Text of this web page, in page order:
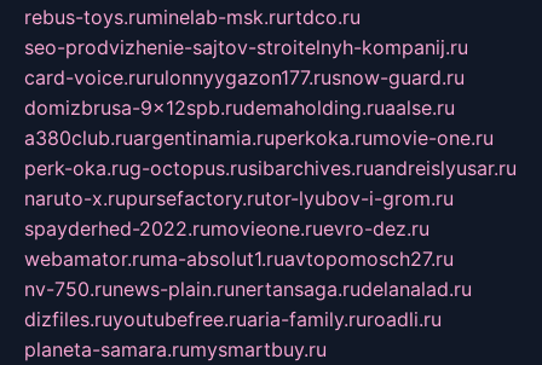
rebus-toys.ruminelab-msk.rurtdco.ru
seo-prodvizhenie-sajtov-stroitelnyh-kompanij.ru
card-voice.rurulonnyygazon177.rusnow-guard.ru
domizbrusa-9x12spb.rudemaholding.ruaalse.ru
a380club.ruargentinamia.ruperkoka.rumovie-one.ru
perk-oka.rug-octopus.rusibarchives.ruandreislyusar.ru
naruto-x.rupursefactory.rutor-lyubov-i-grom.ru
spayderhed-2022.rumovieone.ruevro-dez.ru
webamator.ruma-absolut1.ruavtopomosch27.ru
nv-750.runews-plain.runertansaga.rudelanalad.ru
dizfiles.ruyoutubefree.ruaria-family.ruroadli.ru
planeta-samara.rumysmartbuy.ru